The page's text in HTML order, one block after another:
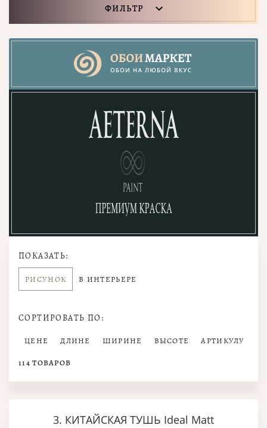
ФИЛЬТР
ПОКАЗАТЬ:
РИСУНОК В ИНТЕРЬЕРЕ
СОРТИРОВАТЬ ПО:
ЦЕНЕ ДЛИНЕ ШИРИНЕ ВЫСОТЕ АРТИКУЛУ
114 ТОВАРОВ
3. КИТАЙСКАЯ ТУШЬ Ideal Matt